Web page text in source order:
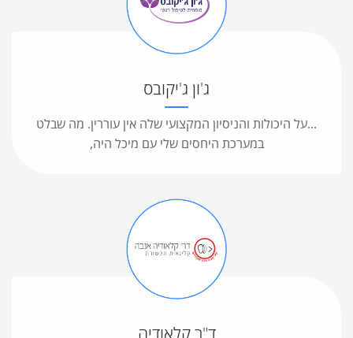
ג'ון ג'יקובס
...על היכולות והניסיון המקצועי שלה אין עוררין. מה שבלט
במערכת היחסים שלי עם מיכל היה,
ד"ר קלאודיה